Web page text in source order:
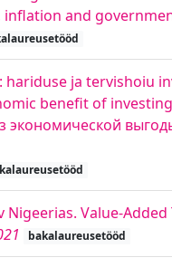
and
ja tervishoiu
benefit of
экономической
Nigeerias. Value-
bakalaureusetööd